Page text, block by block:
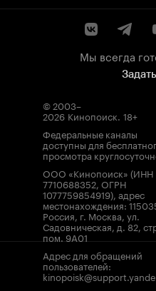
Мы всегда
© 2003–
2026 Кинопоиск. 18+
Федеральные каналы
доступны для
просмотра
ООО «Кинопоиск» (ИНН
7710688352, ОГРН
1077759854919), адрес
местонахождения:
Россия, г. Москва, ул.
Садовническая, д. 82,
пом. 9А01
Адрес для обращений
пользователей: